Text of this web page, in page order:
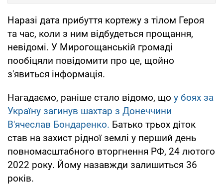
Наразі дата прибуття кортежу з тілом Героя
та час, коли з ним відбудеться прощання,
невідомі. У Мирогощанській громаді
пообіцяли повідомити про це, щойно
з'явиться інформація.
Нагадаємо, раніше стало відомо, що у боях за
Україну загинув шахтар з Донеччини
В'ячеслав Бондаренко. Батько трьох діток
став на захист рідної землі у перший день
повномасштабного вторгнення РФ, 24 лютого
2022 року. Йому назавжди залишиться 36
років.